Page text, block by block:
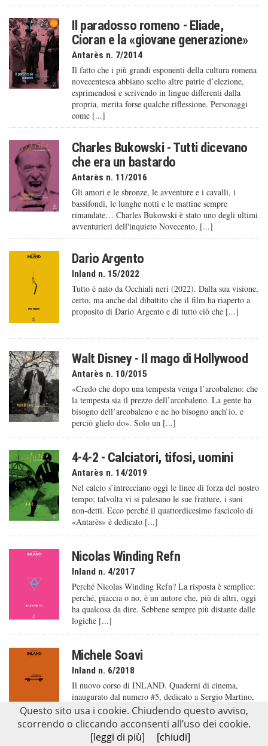
Il paradosso romeno - Eliade,
Cioran e la «giovane generazione»
Antarès n. 7/2014
Il fatto che i più grandi esponenti della cultura romena
novecentesca abbiano scelto altre patrie d’elezione,
esprimendosi e scrivendo in lingue differenti dalla
propria, merita forse qualche riflessione. Personaggi
come [...]
Charles Bukowski - Tutti dicevano
che era un bastardo
Antarès n. 11/2016
Gli amori e le sbronze, le avventure e i cavalli, i
bassifondi, le lunghe notti e le mattine sempre
rimandate… Charles Bukowski è stato uno degli ultimi
avventurieri dell'inquieto Novecento, [...]
Dario Argento
Inland n. 15/2022
Tutto è nato da Occhiali neri (2022). Dalla sua visione,
certo, ma anche dal dibattito che il film ha riaperto a
proposito di Dario Argento e di tutto ciò che [...]
Walt Disney - Il mago di Hollywood
Antarès n. 10/2015
«Credo che dopo una tempesta venga l’arcobaleno: che
la tempesta sia il prezzo dell’arcobaleno. La gente ha
bisogno dell’arcobaleno e ne ho bisogno anch’io, e
perciò glielo do». Solo un [...]
4-4-2 - Calciatori, tifosi, uomini
Antarès n. 14/2019
Nel calcio s’intrecciano oggi le linee di forza del nostro
tempo; talvolta vi si palesano le sue fratture, i suoi
non-detti. Ecco perché il quattordicesimo fascicolo di
«Antarès» è dedicato [...]
Nicolas Winding Refn
Inland n. 4/2017
Perché Nicolas Winding Refn? La risposta è semplice:
perché, piaccia o no, è un autore che, più di altri, oggi
ha qualcosa da dire. Sebbene sempre più distante dalle
logiche [...]
Michele Soavi
Inland n. 6/2018
Il nuovo corso di INLAND. Quaderni di cinema,
inaugurato dal numero #5, dedicato a Sergio Martino,
è contraddistinto da aperture al cinema italiano, al
passato, a trattazioni che possano anche [...]
Questo sito usa i cookie. Chiudendo questo avviso,
scorrendo o cliccando acconsenti all’uso dei cookie.
[leggi di più]
[chiudi]